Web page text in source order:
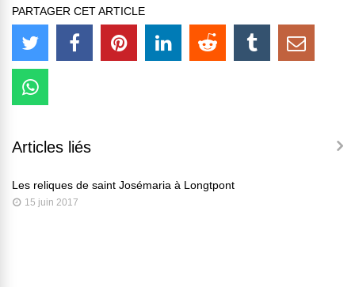
PARTAGER CET ARTICLE
Articles liés
Les reliques de saint Josémaria à Longtpont
15 juin 2017